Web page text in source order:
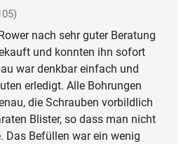
nach sehr guter Beratung
und konnten ihn sofort
war denkbar einfach und
erledigt. Alle Bohrungen
die Schrauben vorbildlich
Blister, so dass man nicht
Das Befüllen war ein wenig